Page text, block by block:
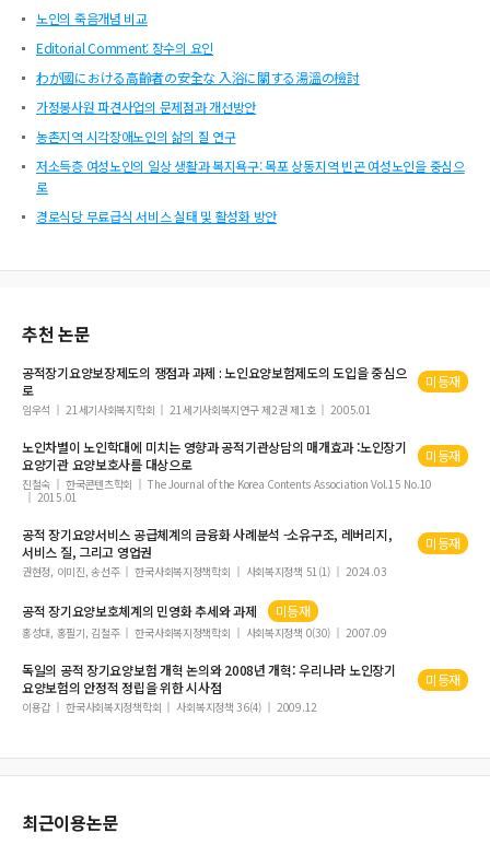
노인의 죽음개념 비교
Editorial Comment: 장수의 요인
わが國における高齡者の安全な 入浴に關する湯溫の檢討
가정봉사원 파견사업의 문제점과 개선방안
농촌지역 시각장애노인의 삶의 질 연구
저소득층 여성노인의 일상 생활과 복지욕구: 목포 상동지역 빈곤 여성노인을 중심으
로
경로식당 무료급식 서비스 실태 및 활성화 방안
추천 논문
공적장기요양보장제도의 쟁점과 과제 : 노인요양보험제도의 도입을 중심으
로
미등재
임우석 21세기사회복지학회 21세기사회복지연구 제2권 제1호 2005.01
노인차별이 노인학대에 미치는 영향과공적기관상담의 매개효과 :노인장기
요양기관요양보호사를 대상으로 미등재
진철숙 한국콘텐츠학회
The Journal of the Korea Contents Association Vol.15 No.10
2015.01
공적장기요양서비스 공급체계의 금융화 사례분석 -소유구조, 레버리지,
서비스 질, 그리고 영업권
미등재
권현정, 이미진, 송선주 한국사회복지정책학회 사회복지정책 51(1) 2024.03
공적장기요양보호체계의 민영화 추세와 과제 미등재
홍성대, 홍필기, 김철주 한국사회복지정책학회 사회복지정책 0(30) 2007.09
독일의 공적장기요양보험 개혁 논의와 2008년 개혁: 우리나라 노인장기
요양보험의 안정적 정립을 위한 시사점 미등재
이용갑 한국사회복지정책학회 사회복지정책 36(4) 2009.12
최근이용논문